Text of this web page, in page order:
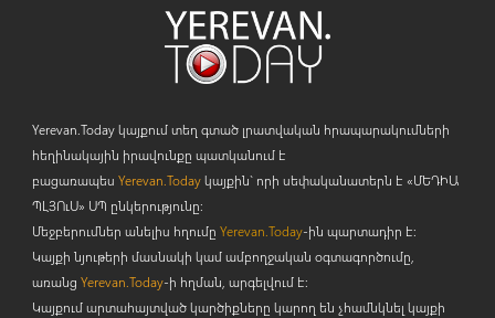
Yerevan.Today կայքում տեղ գտած լրատվական հրապարակումների
հեղինակային իրավունքը պատկանում է
բացառապես Yerevan.Todayկայքին` որի սեփականատերն է «ՄԵԴԻԱ
ՊԼՅՈւՍ» ՍՊ ընկերությունը։
Մեջբերումներ անելիս հղումը Yerevan.Today-ին պարտադիր է:
Կայքի նյութերի մասնակի կամ ամբողջական օգտագործումը,
առանց Yerevan.Today-ի հղման, արգելվում է:
Կայքում արտահայտված կարծիքները կարող են չհամնկնել կայքի